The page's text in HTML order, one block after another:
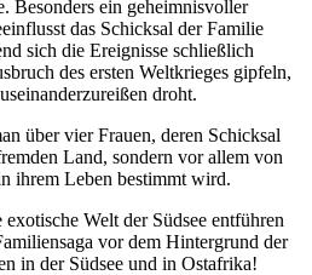
Besonders ein geheimnisvoller
das Schicksal der Familie
sich die Ereignisse schließlich
des ersten Weltkrieges gipfeln,
droht.
über vier Frauen, deren Schicksal
Land, sondern vor allem von
ihrem Leben bestimmt wird.
Welt der Südsee entführen
vor dem Hintergrund der
in der Südsee und in Ostafrika!